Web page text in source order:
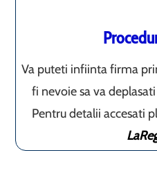
Va puteti infiinta firma
fi nevoie sa va
Pentru detalii accesati